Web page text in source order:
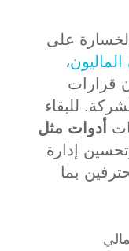
على
الماليون،
قرارات
للبقاء
أدوات مثل
إدارة
بما